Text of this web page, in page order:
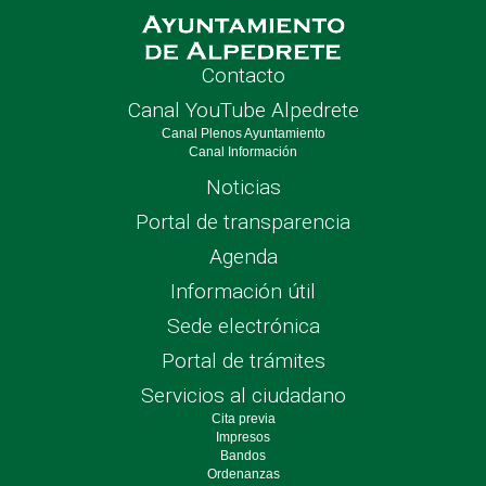
Contacto
Canal YouTube Alpedrete
Canal Plenos Ayuntamiento
Canal Información
Noticias
Portal de transparencia
Agenda
Información útil
Sede electrónica
Portal de trámites
Servicios al ciudadano
Cita previa
Impresos
Bandos
Ordenanzas